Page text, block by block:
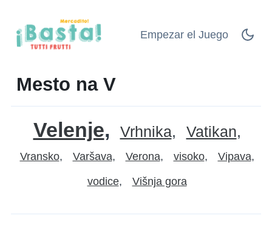
Empezar el Juego
Mesto na V
Velenje Vrhnika Vatikan
Vransko Varšava Verona visoko Vipava
vodice Višnja gora